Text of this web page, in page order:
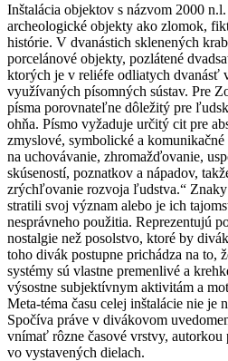
Inštalácia objektov s názvom 2000
archeologické objekty ako zlomok,
histórie. V dvanástich sklenených
porcelánové objekty, pozlátené
ktorých je v reliéfe odliatych dvanásť
využívaných písomných sústav. Pre
písma porovnateľne dôležitý pre
ohňa. Písmo vyžaduje určitý cit pre
zmyslové, symbolické a
na uchovávanie, zhromažďovanie,
skúseností, poznatkov a nápadov,
zrýchľovanie rozvoja ľudstva.“
stratili svoj význam alebo je ich
nesprávneho použitia. Reprezentujú
nostalgie než posolstvo, ktoré by
toho divák postupne prichádza na to,
systémy sú vlastne premenlivé a
výsostne subjektívnym aktivitám a
Meta-téma času celej inštalácie nie je
Spočíva práve v divákovom
vnímať rôzne časové vrstvy, autorkou
vo vystavených dielach.